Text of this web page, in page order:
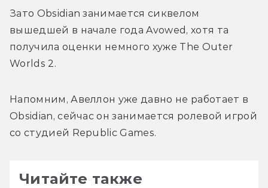
Зато Obsidian занимается сиквелом
вышедшей в начале года Avowed, хотя та
получила оценки немного хуже The Outer
Worlds 2.
Напомним, Авеллон уже давно не работает в
Obsidian, сейчас он занимается ролевой игрой
со студией Republic Games.
Читайте также